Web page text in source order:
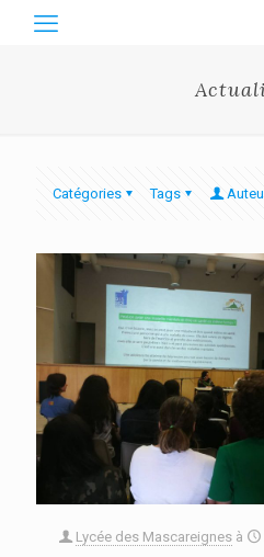
Catégories Tags
Lycée des Mascareignes à